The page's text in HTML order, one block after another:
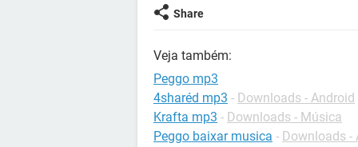
Share
Veja também:
Peggo mp3
4sharéd mp3 - Downloads - Android
Krafta mp3 - Downloads - Música
Peggo baixar musica - Downloads -